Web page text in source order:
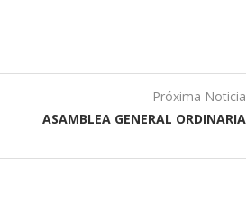
Próxima Noticia
ASAMBLEA GENERAL ORDINARIA